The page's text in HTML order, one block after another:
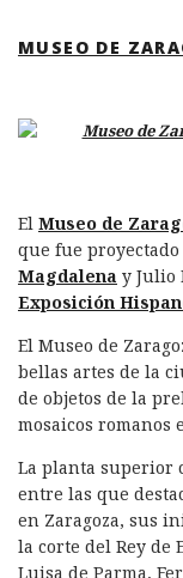
MUSEO DE
El Museo de
que fue
Magdalena y Julio
Exposición
El Museo de
bellas artes de la
de objetos de la
mosaicos romanos
La planta superior
entre las que
en Zaragoza, sus
la corte del Rey de
Luisa de Parma,